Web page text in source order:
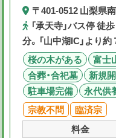
〒401-0512 山梨県
「承天寺」バス停 徒
分。「山中湖IC」より約
桜の木がある
富士
合葬・合祀墓
新規
駐車場完備
永代供
宗教不問
臨済宗
料金